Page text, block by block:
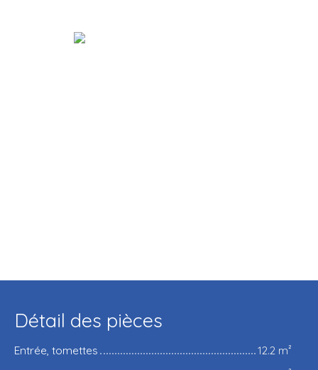
Détail des pièces
Entrée, tomettes
12.2 m²